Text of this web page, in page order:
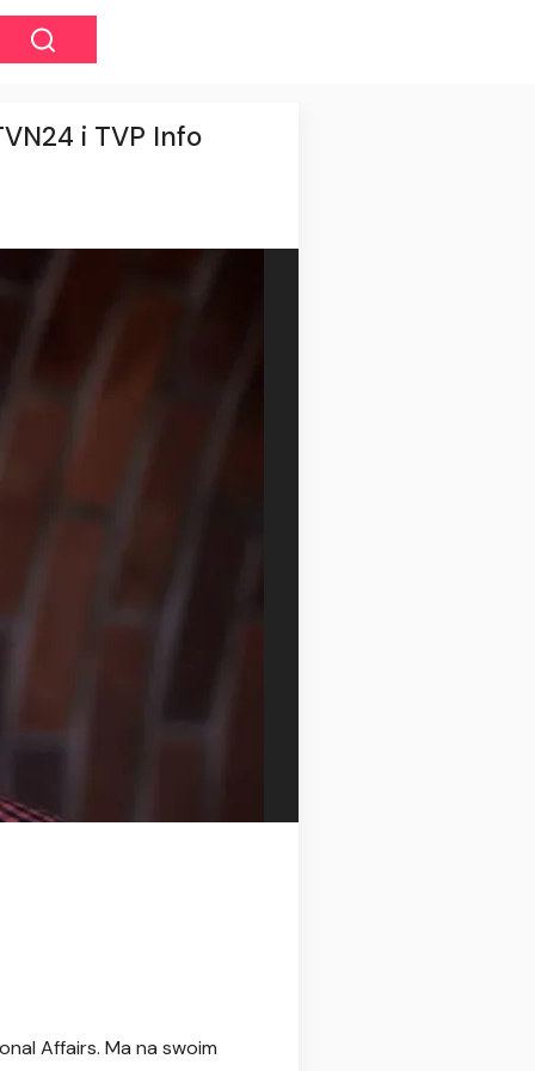
i TVP Info
Affairs. Ma na swoim